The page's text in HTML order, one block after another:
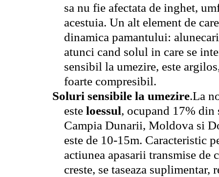
sa nu fie afectata de inghet,
acestuia. Un alt element de
dinamica pamantului:
atunci cand solul in care se
sensibil la umezire, este
foarte compresibil.
Soluri sensibile la umezire.La
esteloessul, ocupand 17% din
Campia Dunarii, Moldova si
este de 10-15m. Caracteristic
actiunea apasarii transmise de
creste, se taseaza